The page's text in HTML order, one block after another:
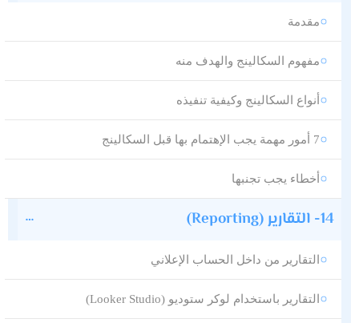
مقدمة
مفهوم السكالينج والهدف منه
أنواع السكالينج وكيفية تنفيذه
7 أمور مهمة يجب الإهتمام بها قبل السكالينج
أخطاء يجب تجنبها
14- التقارير (Reporting)
التقارير من داخل الحساب الإعلاني
التقارير باستخدام لوكر ستوديو (Looker Studio)